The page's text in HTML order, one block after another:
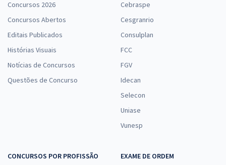
Concursos 2026
Concursos Abertos
Editais Publicados
Histórias Visuais
Notícias de Concursos
Questões de Concurso
Cebraspe
Cesgranrio
Consulplan
FCC
FGV
Idecan
Selecon
Uniase
Vunesp
CONCURSOS POR PROFISSÃO
EXAME DE ORDEM